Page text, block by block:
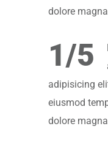
dolore
1/5
adipisicing
eiusmod
dolore